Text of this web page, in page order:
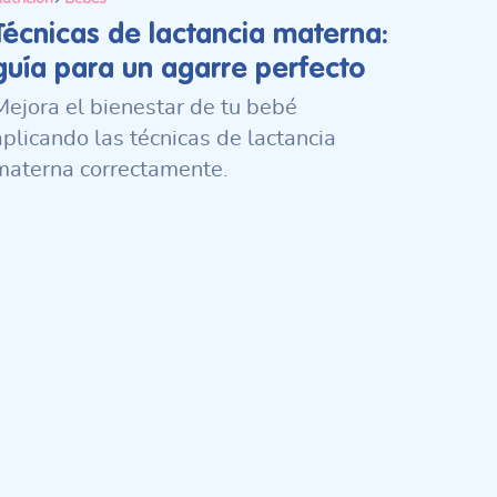
de lactancia materna:
para un agarre perfecto
el bienestar de tu bebé
las técnicas de lactancia
correctamente.